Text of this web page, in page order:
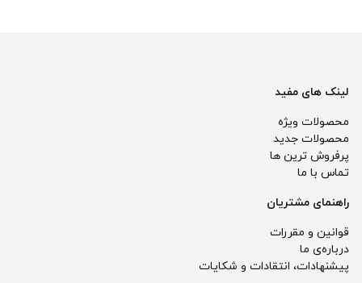
لینک های مفید
محصولات ویژه
محصولات جدید
پرفروش ترین‌ ها
تماس با ما
راهنمای مشتریان
قوانین و مقررات
درباره‌ی ما
پيشنهادات، انتقادات و شكايات